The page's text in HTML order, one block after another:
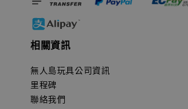
相關資訊
無人島玩具公司資訊
里程碑
聯絡我們